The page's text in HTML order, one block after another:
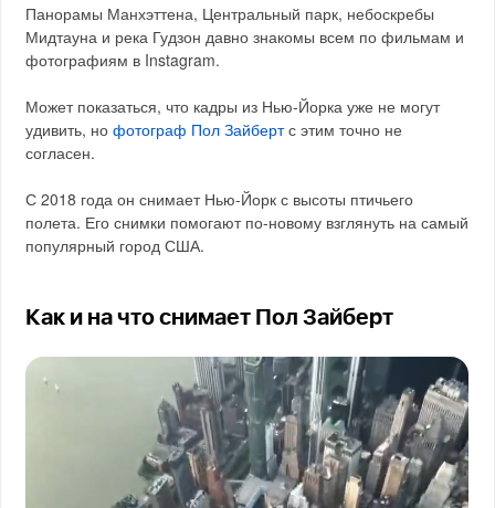
Панорамы Манхэттена, Центральный парк, небоскребы
Мидтауна и река Гудзон давно знакомы всем по фильмам и
фотографиям в Instagram.
Может показаться, что кадры из Нью-Йорка уже не могут
удивить, нофотограф Пол Зайбертс этим точно не
согласен.
С 2018 года он снимает Нью-Йорк с высоты птичьего
полета. Его снимки помогают по-новому взглянуть на самый
популярный город США.
Как и на что снимает Пол Зайберт